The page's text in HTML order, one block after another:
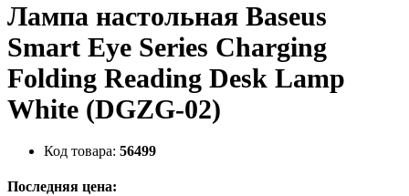
Лампа настольная Baseus
Smart Eye Series Charging
Folding Reading Desk Lamp
White (DGZG-02)
Код товара: 56499
Последняя цена: